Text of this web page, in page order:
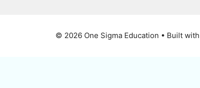
© 2026 One Sigma Education • Built with